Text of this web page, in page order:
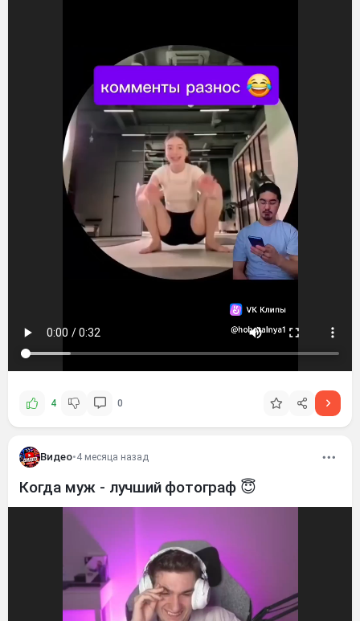
4 0
Видео•4 месяца назад
Когда муж - лучший фотограф 😇